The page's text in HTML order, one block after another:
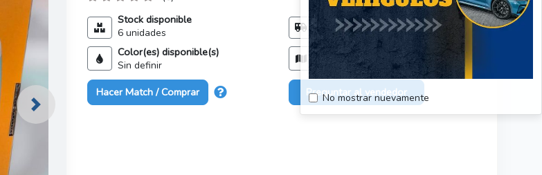
No mostrar nuevamente
Next
Stock disponible
6 unidades
Método de entrega
Acordar con el comprador
Color(es) disponible(s)
Sin definir
Zonas de entrega
Solo en: Región del Biobio
Hacer Match / Comprar Preguntar al vendedor